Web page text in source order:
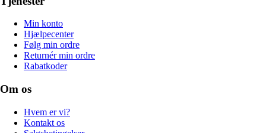
Min konto
Hjælpecenter
Følg min ordre
Returnér min ordre
Rabatkoder
Om os
Hvem er vi?
Kontakt os